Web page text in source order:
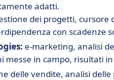
adatti.
dei progetti, cursore
con scadenze
e-marketing, analisi
messe in campo, risultati
delle vendite, analisi